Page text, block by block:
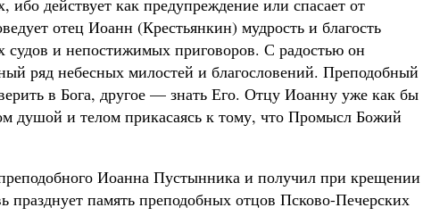
действует как предупреждение или спасает от
отец Иоанн (Крестьянкин) мудрость и благость
и непостижимых приговоров. С радостью он
ряд небесных милостей и благословений. Преподобный
в Бога, другое — знать Его. Отцу Иоанну уже как бы
душой и телом прикасаясь к тому, что Промысл Божий
Иоанна Пустынника и получил при крещении
празднует память преподобных отцов Псково-Печерских